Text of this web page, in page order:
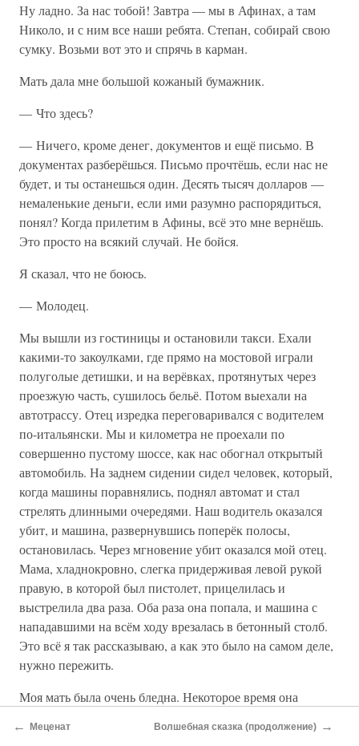
Ну ладно. За нас тобой! Завтра — мы в Афинах, а там
Николо, и с ним все наши ребята. Степан, собирай свою
сумку. Возьми вот это и спрячь в карман.
Мать дала мне большой кожаный бумажник.
— Что здесь?
— Ничего, кроме денег, документов и ещё письмо. В
документах разберёшься. Письмо прочтёшь, если нас не
будет, и ты останешься один. Десять тысяч долларов —
немаленькие деньги, если ими разумно распорядиться,
понял? Когда прилетим в Афины, всё это мне вернёшь.
Это просто на всякий случай. Не бойся.
Я сказал, что не боюсь.
— Молодец.
Мы вышли из гостиницы и остановили такси. Ехали
какими-то закоулками, где прямо на мостовой играли
полуголые детишки, и на верёвках, протянутых через
проезжую часть, сушилось бельё. Потом выехали на
автотрассу. Отец изредка переговаривался с водителем
по-итальянски. Мы и километра не проехали по
совершенно пустому шоссе, как нас обогнал открытый
автомобиль. На заднем сидении сидел человек, который,
когда машины поравнялись, поднял автомат и стал
стрелять длинными очередями. Наш водитель оказался
убит, и машина, развернувшись поперёк полосы,
остановилась. Через мгновение убит оказался мой отец.
Мама, хладнокровно, слегка придерживая левой рукой
правую, в которой был пистолет, прицелилась и
выстрелила два раза. Оба раза она попала, и машина с
нападавшими на всём ходу врезалась в бетонный столб.
Это всё я так рассказываю, а как это было на самом деле,
нужно пережить.
Моя мать была очень бледна. Некоторое время она
← Меценат Волшебная сказка (продолжение) →